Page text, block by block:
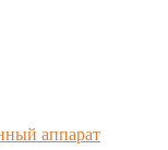
аппарат